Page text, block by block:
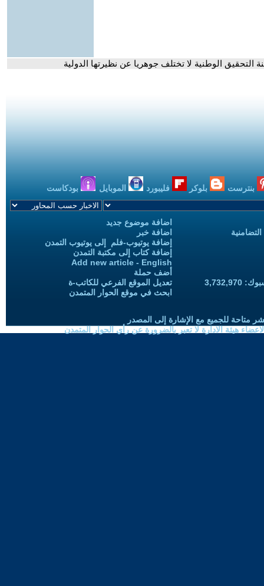
التحقيق الوطنية لا تختلف جوهريا عن نظيرتها الدولية
بنترست بلوكر فليبورد الموبايل بودكاست
اضافة موضوع جديد
اضافة خبر
إضافة يوتيوب-فلم إلى يوتيوب التمدن
إضافة كتاب إلى مكتبة التمدن
Add new article - English
أضف حملة
تعديل الموقع الفرعي للكاتب-ة
ابحث في موقع الحوار المتمدن
متاحة للجميع مع الإشارة إلى المصدر
هيئة الادارة لا تعبر بالضرورة عن رأي الحوار المتمدن